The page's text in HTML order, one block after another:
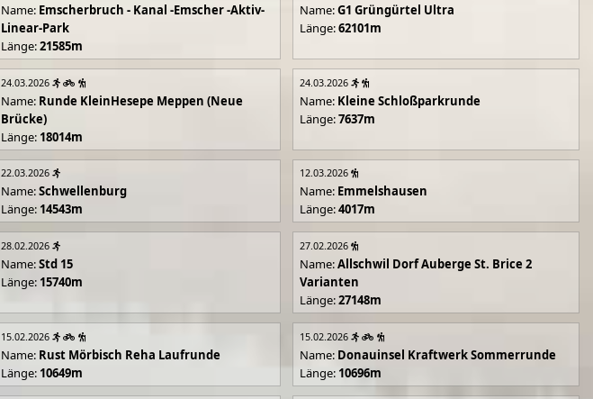
Name: Emscherbruch - Kanal -Emscher -Aktiv-
Linear-Park
Länge:21585m
Name:G1 Grüngürtel Ultra
Länge:62101m
24.03.2026
Name: Runde KleinHesepe Meppen (Neue
Brücke)
Länge: 18014m
24.03.2026
Name: Kleine Schloßparkrunde
Länge:7637m
22.03.2026
Name:Schwellenburg
Länge: 14543m
12.03.2026
Name: Emmelshausen
Länge:4017m
28.02.2026
Name:Std 15
Länge: 15740m
27.02.2026
Name:Allschwil Dorf Auberge St. Brice 2
Varianten
Länge:27148m
15.02.2026
Name: Rust Mörbisch Reha Laufrunde
Länge: 10649m
15.02.2026
Name: Donauinsel Kraftwerk Sommerrunde
Länge: 10696m